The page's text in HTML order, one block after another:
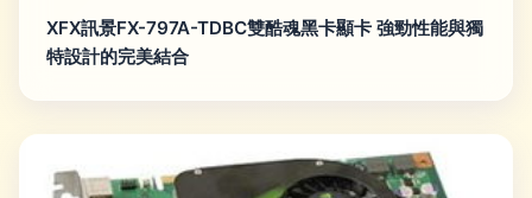
XFX訊景FX-797A-TDBC雙酷魂黑卡顯卡 強勁性能與獨
特設計的完美結合